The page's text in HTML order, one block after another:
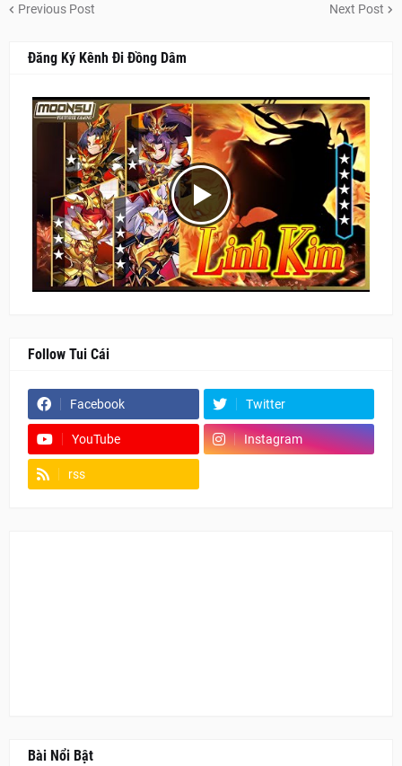
Previous Post Next Post
Đăng Ký Kênh Đi Đồng Dâm
Follow Tui Cái
Facebook Twitter
YouTube Instagram
rss
Bài Nổi Bật